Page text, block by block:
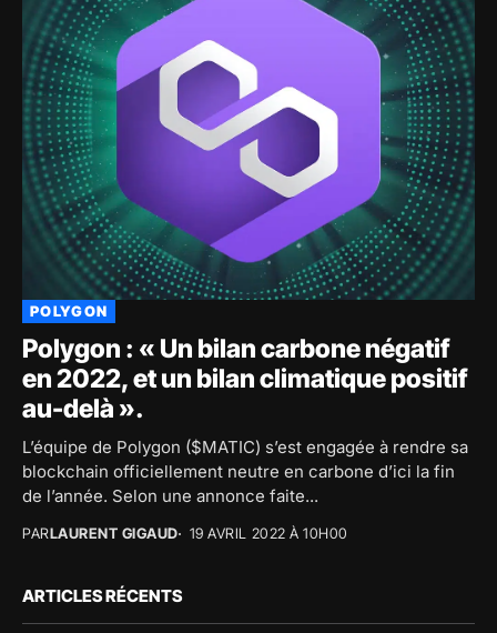
POLYGON
Polygon : « Un bilan carbone négatif
en 2022, et un bilan climatique positif
au-delà ».
L’équipe de Polygon ($MATIC) s’est engagée à rendre sa
blockchain officiellement neutre en carbone d’ici la fin
de l’année. Selon une annonce faite...
PARLAURENT GIGAUD 19 AVRIL 2022 À 10H00
ARTICLES RÉCENTS